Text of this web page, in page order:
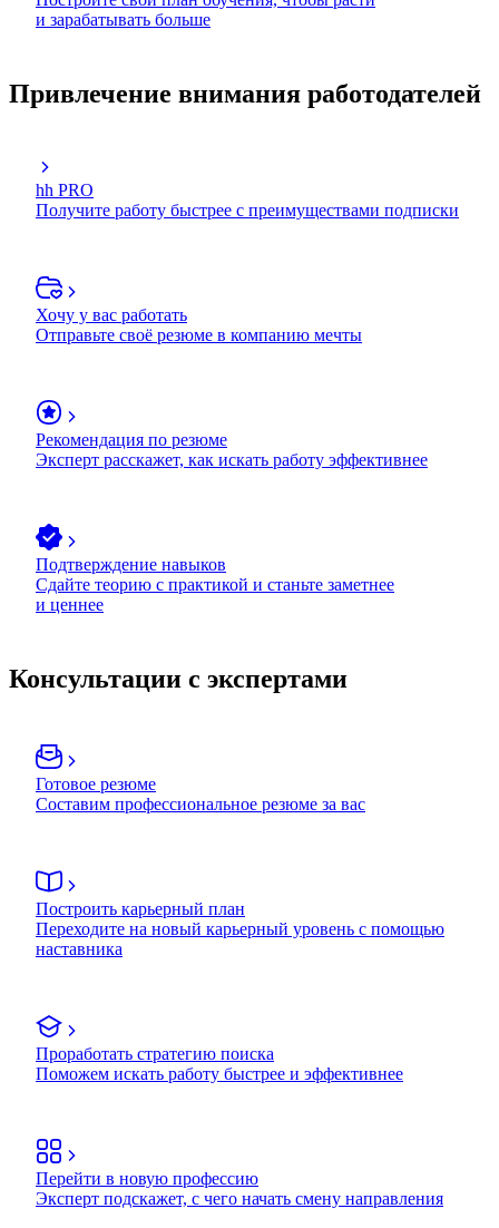
и зарабатывать больше
Привлечение внимания работодателей
hh PRO
Получите работу быстрее с преимуществами подписки
Хочу у вас работать
Отправьте своё резюме в компанию мечты
Рекомендация по резюме
Эксперт расскажет, как искать работу эффективнее
Подтверждение навыков
Сдайте теорию с практикой и станьте заметнее
и ценнее
Консультации с экспертами
Готовое резюме
Составим профессиональное резюме за вас
Построить карьерный план
Переходите на новый карьерный уровень с помощью
наставника
Проработать стратегию поиска
Поможем искать работу быстрее и эффективнее
Перейти в новую профессию
Эксперт подскажет, с чего начать смену направления